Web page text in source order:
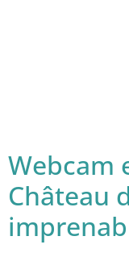
Webcam
Château